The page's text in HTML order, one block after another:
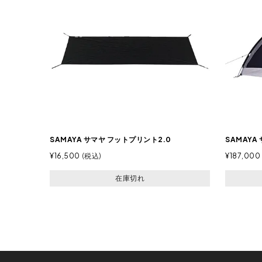
SAMAYA サマヤ フットプリント2.0
¥16,500 税込
在庫切れ
SAMAYA
¥187,000